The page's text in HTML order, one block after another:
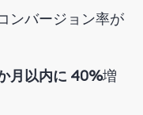
ンバージョン率が
月以内に 40%増